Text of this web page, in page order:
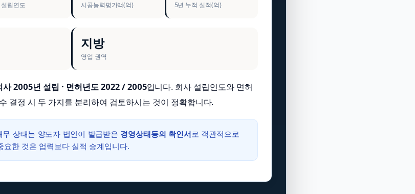
설립연도 시공능력평가액(억) 5년 누적 실적(억)
지방
영업 권역
사 2005년 설립 · 면허년도 2022 / 2005입니다. 회사 설립연도와 면허
결정 시 두 가지를 분리하여 검토하시는 것이 정확합니다.
무 상태는 양도자 법인이 발급받은 경영상태등의 확인서로 객관적으로
한 것은 업력보다 실적 승계입니다.